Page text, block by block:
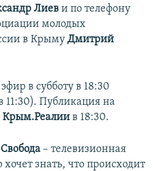
Лиев и по телефону
молодых
в Крыму Дмитрий
в субботу в 18:30
11:30). Публикация на
Крым.Реалии в 18:30.
– телевизионная
знать, что происходит